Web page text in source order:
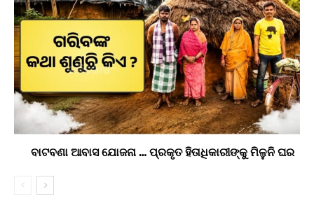
ବାଟବଣା ଆବାସ ଯୋଜନା … ପ୍ରକୃତ ହିତାଧିକାରୀଙ୍କୁ ମିଳୁନି ଘର